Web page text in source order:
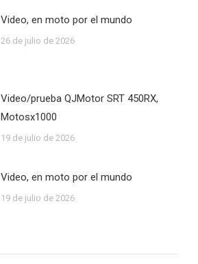
Video, en moto por el mundo
26 de julio de 2026
Video/prueba QJMotor SRT 450RX,
Motosx1000
19 de julio de 2026
Video, en moto por el mundo
19 de julio de 2026